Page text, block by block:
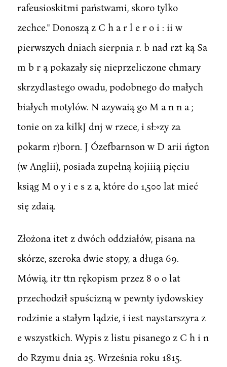
rafeusioskitmi państwami, skoro tylko
zechce." Donoszą z C h a r l e r o i : ii w
pierwszych dniach sierpnia r. b nad rzt ką Sa
m b r ą pokazały się nieprzeliczone chmary
skrzydlastego owadu, podobnego do małych
białych motylów. N azywaią go M a n n a ;
tonie on za kilkJ dnj w rzece, i sł:«zy za
pokarm r)born. J Ózefbarnson w D arii ńgton
(w Anglii), posiada zupełną kojiiią pięciu
ksiąg M o y i e s z a, które do 1,500 lat mieć
się zdaią.
Złożona itet z dwóch oddziałów, pisana na
skórze, szeroka dwie stopy, a długa 69.
Mówią, itr ttn rękopism przez 8 o o lat
przechodził spuścizną w pewnty iydowskiey
rodzinie a stałym lądzie, i iest naystarszyra z
e wszystkich. Wypis z listu pisanego z C h i n
do Rzymu dnia 25. Września roku 1815.